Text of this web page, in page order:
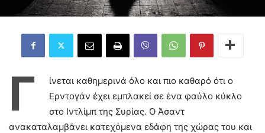
Γ
ίνεται καθημερινά όλο και πιο καθαρό ότι ο
Ερντογάν έχει εμπλακεί σε ένα φαύλο κύκλο
στο Ιντλίμπ της Συρίας. Ο Άσαντ
ανακαταλαμβάνει κατεχόμενα εδάφη της χώρας του και